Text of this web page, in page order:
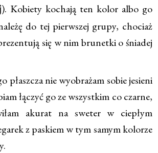
). Kobiety kochają ten kolor albo go
do tej pierwszej grupy, chociaż
się w nim brunetki o śniadej
płaszcza nie wyobrażam sobie jesieni
łączyć go ze wszystkim co czarne,
akurat na sweter w ciepłym
z paskiem w tym samym kolorze